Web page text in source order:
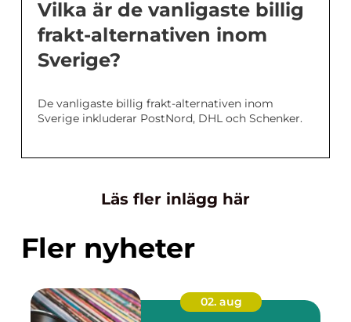
Vilka är de vanligaste billig
frakt-alternativen inom
Sverige?
De vanligaste billig frakt-alternativen inom
Sverige inkluderar PostNord, DHL och Schenker.
Läs fler inlägg här
Fler nyheter
02. aug